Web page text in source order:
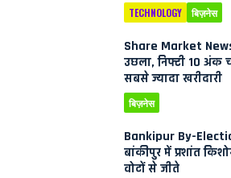
TECHNOLOGY बिज़नेस
Share Market
उछला, निफ्टी 10 अंक
सबसे ज्यादा खरीदारी
बिज़नेस
Bankipur By-
बांकीपुर में प्रशांत
वोटों से जीते